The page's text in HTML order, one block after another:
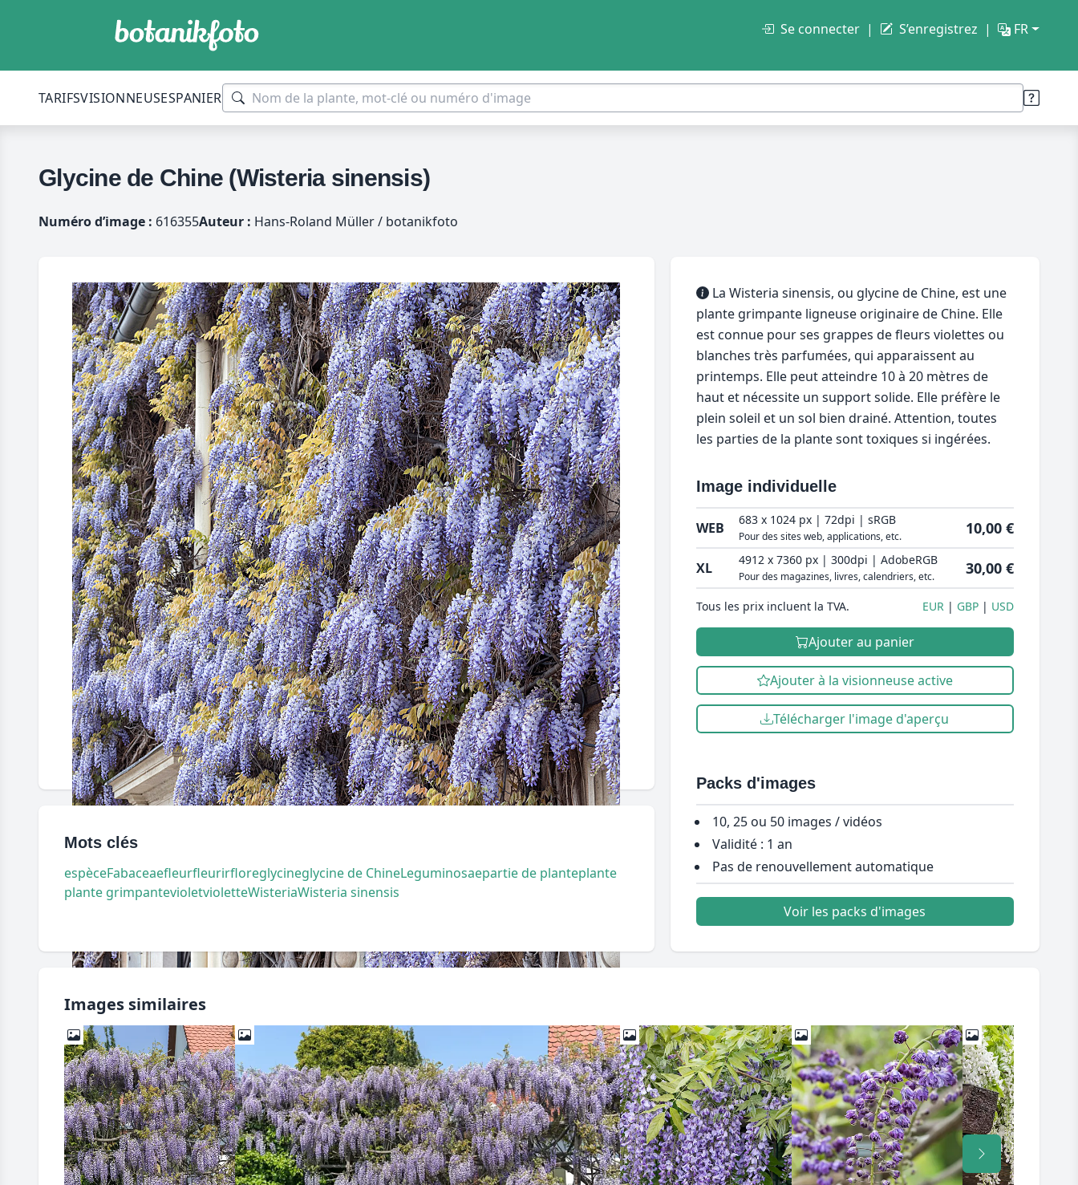
Se connecter S’enregistrez FR
TARIFSVISIONNEUSESPANIER
Glycine de Chine (Wisteria sinensis)
Numéro d’image : 616355Auteur : Hans-Roland Müller / botanikfoto
Mots clés
espèceFabaceaefleurfleurirfloreglycineglycine de ChineLeguminosaepartie de planteplante
plante grimpantevioletvioletteWisteriaWisteria sinensis
La Wisteria sinensis, ou glycine de Chine, est une
plante grimpante ligneuse originaire de Chine. Elle
est connue pour ses grappes de fleurs violettes ou
blanches très parfumées, qui apparaissent au
printemps. Elle peut atteindre 10 à 20 mètres de
haut et nécessite un support solide. Elle préfère le
plein soleil et un sol bien drainé. Attention, toutes
les parties de la plante sont toxiques si ingérées.
Image individuelle
WEB 683 x 1024 px | 72dpi | sRGB
Pour des sites web, applications, etc. 10,00 €
XL 4912 x 7360 px | 300dpi | AdobeRGB
Pour des magazines, livres, calendriers, etc. 30,00 €
Tous les prix incluent la TVA. EUR GBP USD
Ajouter au panier
Ajouter à la visionneuse active
Télécharger l'image d'aperçu
Packs d'images
10, 25 ou 50 images / vidéos
Validité : 1 an
Pas de renouvellement automatique
Voir les packs d'images
Images similaires